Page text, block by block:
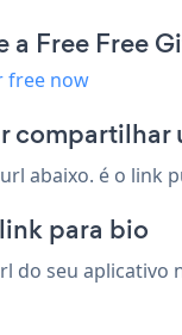
a Free Free
free now
compartilhar
abaixo. é o link
para bio
do seu aplicativo